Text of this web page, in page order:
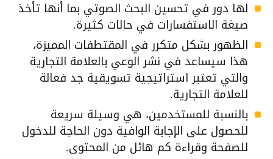
لها دور في تحسين البحث الصوتي بما أنها تأخذ
صيغة الاستفسارات في حالات كثيرة.
الظهور بشكل متكرر في المقتطفات المميزة،
هذا سيساعد في نشر الوعي بالعلامة التجارية
والتي تعتبر استراتيجية تسويقية جد فعالة
للعلامة التجارية.
بالنسبة للمستخدمين، هي وسيلة سريعة
للحصول على الإجابة الوافية دون الحاجة للدخول
للصفحة وقراءة كم هائل من المحتوى.